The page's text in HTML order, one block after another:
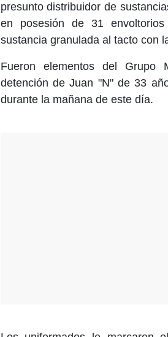
presunto distribuidor de
en posesión de 31
sustancia granulada al tacto con
Fueron elementos del Grupo
detención de Juan "N" de 33
durante la mañana de este día.